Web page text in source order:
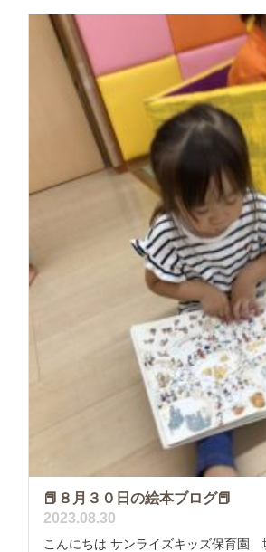
📕８月３０日の絵本ブログ📕
2023.08.30
こんにちは サンライズキッズ保育園